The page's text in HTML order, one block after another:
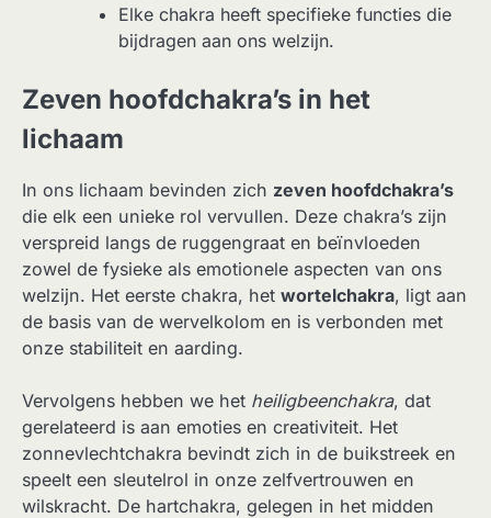
Elke chakra heeft specifieke functies die
bijdragen aan ons welzijn.
Zeven hoofdchakra’s in het
lichaam
In ons lichaam bevinden zich zeven hoofdchakra’s
die elk een unieke rol vervullen. Deze chakra’s zijn
verspreid langs de ruggengraat en beïnvloeden
zowel de fysieke als emotionele aspecten van ons
welzijn. Het eerste chakra, het wortelchakra, ligt aan
de basis van de wervelkolom en is verbonden met
onze stabiliteit en aarding.
Vervolgens hebben we het heiligbeenchakra, dat
gerelateerd is aan emoties en creativiteit. Het
zonnevlechtchakra bevindt zich in de buikstreek en
speelt een sleutelrol in onze zelfvertrouwen en
wilskracht. De hartchakra, gelegen in het midden